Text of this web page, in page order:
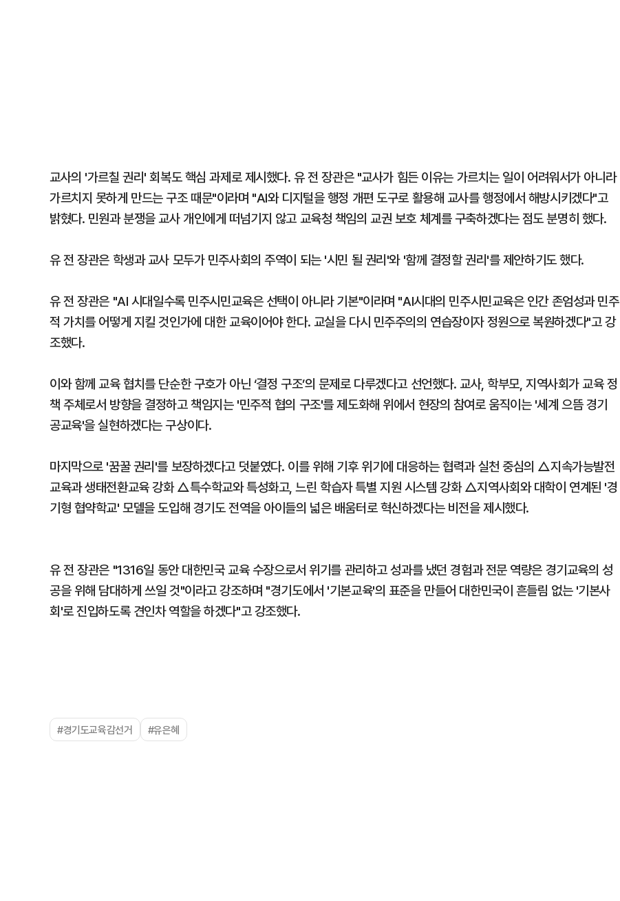
교사의 '가르칠 권리' 회복도 핵심 과제로 제시했다. 유 전 장관은 "교사가 힘든 이유는 가르치는 일이 어려워서가 아니라
가르치지 못하게 만드는 구조 때문"이라며 "AI와 디지털을 행정 개편 도구로 활용해 교사를 행정에서 해방시키겠다"고
밝혔다. 민원과 분쟁을 교사 개인에게 떠넘기지 않고 교육청 책임의 교권 보호 체계를 구축하겠다는 점도 분명히 했다.
유 전 장관은 학생과 교사 모두가 민주사회의 주역이 되는 '시민 될 권리'와 '함께 결정할 권리'를 제안하기도 했다.
유 전 장관은 "AI 시대일수록 민주시민교육은 선택이 아니라 기본"이라며 "AI시대의 민주시민교육은 인간 존엄성과 민주
적 가치를 어떻게 지킬 것인가에 대한 교육이어야 한다. 교실을 다시 민주주의의 연습장이자 정원으로 복원하겠다"고 강
조했다.
이와 함께 교육 협치를 단순한 구호가 아닌 ‘결정 구조’의 문제로 다루겠다고 선언했다. 교사, 학부모, 지역사회가 교육 정
책 주체로서 방향을 결정하고 책임지는 '민주적 협의 구조'를 제도화해 위에서 현장의 참여로 움직이는 '세계 으뜸 경기
공교육'을 실현하겠다는 구상이다.
마지막으로 '꿈꿀 권리'를 보장하겠다고 덧붙였다. 이를 위해 기후 위기에 대응하는 협력과 실천 중심의 △지속가능발전
교육과 생태전환교육 강화 △특수학교와 특성화고, 느린 학습자 특별 지원 시스템 강화 △지역사회와 대학이 연계된 '경
기형 협약학교' 모델을 도입해 경기도 전역을 아이들의 넓은 배움터로 혁신하겠다는 비전을 제시했다.
유 전 장관은 "1316일 동안 대한민국 교육 수장으로서 위기를 관리하고 성과를 냈던 경험과 전문 역량은 경기교육의 성
공을 위해 담대하게 쓰일 것"이라고 강조하며 "경기도에서 '기본교육'의 표준을 만들어 대한민국이 흔들림 없는 '기본사
회'로 진입하도록 견인차 역할을 하겠다"고 강조했다.
#경기도교육감선거 #유은혜